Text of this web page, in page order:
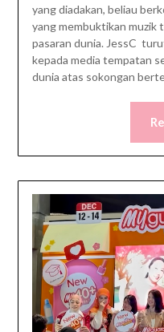
yang diadakan, beliau
yang membuktikan muzik
pasaran dunia. JessC
kepada media tempatan
dunia atas sokongan